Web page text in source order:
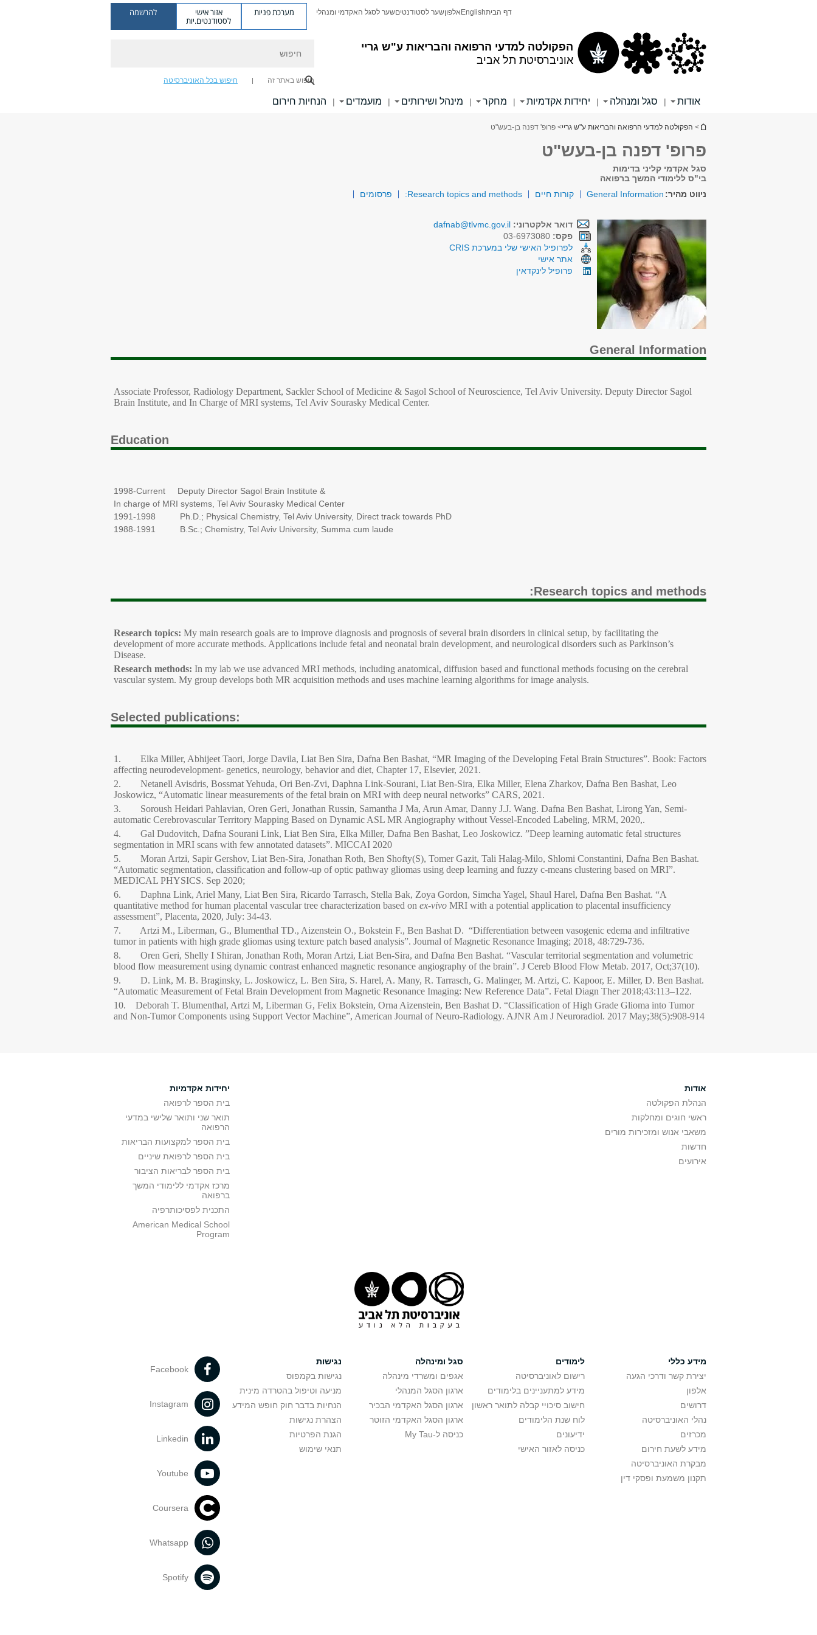
הפקולטה למדעי הרפואה והבריאות ע"ש גריי
אוניברסיטת תל אביב
דף הביתEnglish אלפוןשער לסטודנטיםשער לסגל האקדמי ומנהלי מערכת פניות אזור אישי
לסטודנטים.יות
להרשמה
חיפוש באתר זה חיפוש בכל האוניברסיטה
אודות | סגל ומנהלה | יחידות אקדמיות | מחקר | מינהל ושירותים | מועמדים | הנחיות חירום
הינך נמצא כאן
> הפקולטה למדעי הרפואה והבריאות ע"ש גריי> פרופ' דפנה בן-בעש"ט
פרופ' דפנה בן-בעש"ט
סגל אקדמי קליני בדימות
בי"ס ללימודי המשך ברפואה
ניווט מהיר: General Information קורות חיים Research topics and methods: פרסומים
דואר אלקטרוני: dafnab@tlvmc.gov.il
פקס:
לפרופיל האישי שלי במערכת CRIS
אתר אישי
פרופיל לינקדאין
General Information
Associate Professor, Radiology Department, Sackler School of Medicine & Sagol School of Neuroscience, Tel Aviv University. Deputy Director Sagol
Brain Institute, and In Charge of MRI systems, Tel Aviv Sourasky Medical Center.
Education
1998-Current Deputy Director Sagol Brain Institute &
In charge of MRI systems, Tel Aviv Sourasky Medical Center
1991-1998 Ph.D.; Physical Chemistry, Tel Aviv University, Direct track towards PhD
1988-1991 B.Sc.; Chemistry, Tel Aviv University, Summa cum laude
Research topics and methods:
Research topics: My main research goals are to improve diagnosis and prognosis of several brain disorders in clinical setup, by facilitating the
development of more accurate methods. Applications include fetal and neonatal brain development, and neurological disorders such as Parkinson’s
Disease.
Research methods: In my lab we use advanced MRI methods, including anatomical, diffusion based and functional methods focusing on the cerebral
vascular system. My group develops both MR acquisition methods and uses machine learning algorithms for image analysis.
Selected publications:
1. Elka Miller, Abhijeet Taori, Jorge Davila, Liat Ben Sira, Dafna Ben Bashat, “MR Imaging of the Developing Fetal Brain Structures”. Book: Factors
affecting neurodevelopment- genetics, neurology, behavior and diet, Chapter 17, Elsevier, 2021.
2. Netanell Avisdris, Bossmat Yehuda, Ori Ben-Zvi, Daphna Link-Sourani, Liat Ben-Sira, Elka Miller, Elena Zharkov, Dafna Ben Bashat, Leo
Joskowicz, “Automatic linear measurements of the fetal brain on MRI with deep neural networks” CARS, 2021.
3. Soroush Heidari Pahlavian, Oren Geri, Jonathan Russin, Samantha J Ma, Arun Amar, Danny J.J. Wang. Dafna Ben Bashat, Lirong Yan, Semi-
automatic Cerebrovascular Territory Mapping Based on Dynamic ASL MR Angiography without Vessel-Encoded Labeling, MRM, 2020,.
4. Gal Dudovitch, Dafna Sourani Link, Liat Ben Sira, Elka Miller, Dafna Ben Bashat, Leo Joskowicz. ”Deep learning automatic fetal structures
segmentation in MRI scans with few annotated datasets”. MICCAI 2020
5. Moran Artzi, Sapir Gershov, Liat Ben-Sira, Jonathan Roth, Ben Shofty(S), Tomer Gazit, Tali Halag-Milo, Shlomi Constantini, Dafna Ben Bashat.
“Automatic segmentation, classification and follow-up of optic pathway gliomas using deep learning and fuzzy c-means clustering based on MRI”.
MEDICAL PHYSICS. Sep 2020;
6. Daphna Link, Ariel Many, Liat Ben Sira, Ricardo Tarrasch, Stella Bak, Zoya Gordon, Simcha Yagel, Shaul Harel, Dafna Ben Bashat. “A
quantitative method for human placental vascular tree characterization based on ex-vivo MRI with a potential application to placental insufficiency
assessment”, Placenta, 2020, July: 34-43.
7. Artzi M., Liberman, G., Blumenthal TD., Aizenstein O., Bokstein F., Ben Bashat D. “Differentiation between vasogenic edema and infiltrative
tumor in patients with high grade gliomas using texture patch based analysis”. Journal of Magnetic Resonance Imaging; 2018, 48:729-736.
8. Oren Geri, Shelly I Shiran, Jonathan Roth, Moran Artzi, Liat Ben-Sira, and Dafna Ben Bashat. “Vascular territorial segmentation and volumetric
blood flow measurement using dynamic contrast enhanced magnetic resonance angiography of the brain”. J Cereb Blood Flow Metab. 2017, Oct;37(10).
9. D. Link, M. B. Braginsky, L. Joskowicz, L. Ben Sira, S. Harel, A. Many, R. Tarrasch, G. Malinger, M. Artzi, C. Kapoor, E. Miller, D. Ben Bashat.
“Automatic Measurement of Fetal Brain Development from Magnetic Resonance Imaging: New Reference Data”. Fetal Diagn Ther 2018;43:113–122.
10. Deborah T. Blumenthal, Artzi M, Liberman G, Felix Bokstein, Orna Aizenstein, Ben Bashat D. “Classification of High Grade Glioma into Tumor
and Non-Tumor Components using Support Vector Machine”, American Journal of Neuro-Radiology. AJNR Am J Neuroradiol. 2017 May;38(5):908-914
אודות
הנהלת הפקולטה
ראשי חוגים ומחלקות
משאבי אנוש ומזכירות מורים
חדשות
אירועים
יחידות אקדמיות
בית הספר לרפואה
תואר שני ותואר שלישי במדעי
הרפואה
בית הספר למקצועות הבריאות
בית הספר לרפואת שיניים
בית הספר לבריאות הציבור
מרכז אקדמי ללימודי המשך
ברפואה
התכנית לפסיכותרפיה
American Medical School
Program
מידע כללי
יצירת קשר ודרכי הגעה
אלפון
דרושים
נהלי האוניברסיטה
מכרזים
מידע לשעת חירום
מבקרת האוניברסיטה
תקנון משמעת ופסקי דין
לימודים
רישום לאוניברסיטה
מידע למתעניינים בלימודים
חישוב סיכויי קבלה לתואר ראשון
לוח שנת הלימודים
ידיעונים
כניסה לאזור האישי
סגל ומינהלה
אגפים ומשרדי מינהלה
ארגון הסגל המנהלי
ארגון הסגל האקדמי הבכיר
ארגון הסגל האקדמי הזוטר
כניסה ל-My Tau
נגישות
נגישות בקמפוס
מניעה וטיפול בהטרדה מינית
הנחיות בדבר חוק חופש המידע
הצהרת נגישות
הגנת הפרטיות
תנאי שימוש
Facebook
Instagram
Linkedin
Youtube
Coursera
Whatsapp
Spotify